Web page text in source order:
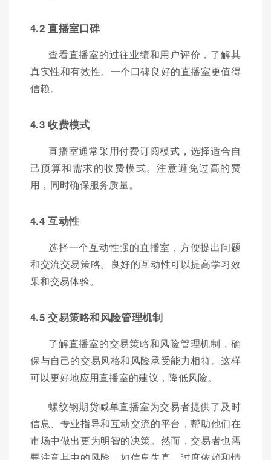
4.2 直播室口碑
查看直播室的过往业绩和用户评价，了解其
真实性和有效性。一个口碑良好的直播室更值得
信赖。
4.3 收费模式
直播室通常采用付费订阅模式，选择适合自
己预算和需求的收费模式。注意避免过高的费
用，同时确保服务质量。
4.4 互动性
选择一个互动性强的直播室，方便提出问题
和交流交易策略。良好的互动性可以提高学习效
果和交易体验。
4.5 交易策略和风险管理机制
了解直播室的交易策略和风险管理机制，确
保与自己的交易风格和风险承受能力相符。这样
可以更好地应用直播室的建议，降低风险。
螺纹钢期货喊单直播室为交易者提供了及时
信息、专业指导和互动交流的平台，帮助他们在
市场中做出更为明智的决策。然而，交易者也需